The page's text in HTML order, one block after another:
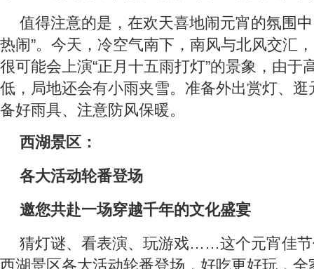
值得注意的是，在欢天喜地闹元宵的氛围
热闹”。今天，冷空气南下，南风与北风交汇
很可能会上演“正月十五雨打灯”的景象，由于
低，局地还会有小雨夹雪。准备外出赏灯、
备好雨具、注意防风保暖。
西湖景区：
各大活动轮番登场
邀您共赴一场穿越千年的文化盛宴
猜灯谜、看表演、玩游戏……这个元宵佳
西湖景区各大活动轮番登场，好吃更好玩，